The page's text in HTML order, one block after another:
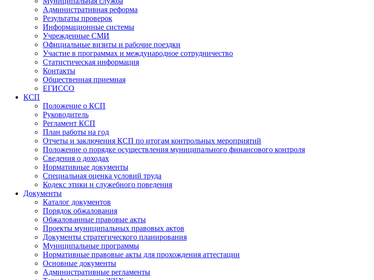
Административная реформа
Результаты проверок
Информационные системы
Учрежденные СМИ
Официальные визиты и рабочие поездки
Участие в программах и международное сотрудничество
Статистическая информация
Контакты
Общественная приемная
ЕГИССО
КСП
Положение о КСП
Руководитель
Регламент КСП
План работы на год
Отчеты и заключения КСП по итогам контрольных мероприятий
Положение о порядке осуществления муниципального финансового контроля
Сведения о доходах
Нормативные документы
Специальная оценка условий труда
Кодекс этики и служебного поведения
Документы
Каталог документов
Порядок обжалования
Обжалованные правовые акты
Проекты муниципальных правовых актов
Документы стратегического планирования
Муниципальные программы
Нормативные правовые акты для прохождения аттестации
Основные документы
Административные регламенты